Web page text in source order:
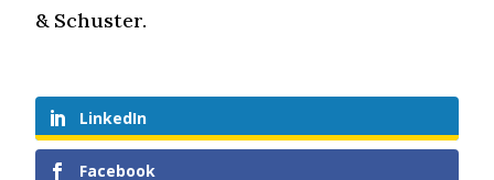
& Schuster.
LinkedIn
Facebook